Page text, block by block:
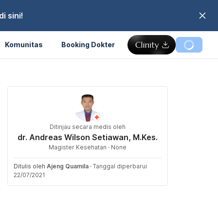
sini!
Komunitas Booking Dokter
Ditinjau secara medis oleh
dr. Andreas Wilson Setiawan, M.Kes.
Magister Kesehatan · None
Ditulis oleh Ajeng Quamila · Tanggal diperbarui
22/07/2021